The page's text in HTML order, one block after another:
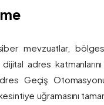
siber mevzuatlar,
dijital adres
Geçiş
uğramasını